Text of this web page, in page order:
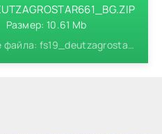
Размер: 10.61 Mb
Название файла: fs19_deutzagrostar661_bg.zip